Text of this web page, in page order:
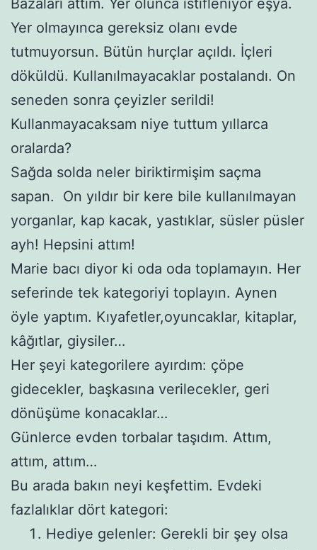
Yer olmayınca gereksiz olanı evde
tutmuyorsun. Bütün hurçlar açıldı. İçleri
döküldü. Kullanılmayacaklar postalandı. On
seneden sonra çeyizler serildi!
Kullanmayacaksam niye tuttum yıllarca
oralarda?
Sağda solda neler biriktirmişim saçma
sapan. On yıldır bir kere bile kullanılmayan
yorganlar, kap kacak, yastıklar, süsler püsler
ayh! Hepsini attım!
Marie bacı diyor ki oda oda toplamayın. Her
seferinde tek kategoriyi toplayın. Aynen
öyle yaptım. Kıyafetler,oyuncaklar, kitaplar,
kâğıtlar, giysiler…
Her şeyi kategorilere ayırdım: çöpe
gidecekler, başkasına verilecekler, geri
dönüşüme konacaklar…
Günlerce evden torbalar taşıdım. Attım,
attım, attım…
Bu arada bakın neyi keşfettim. Evdeki
fazlalıklar dört kategori:
Hediye gelenler: Gerekli bir şey olsa